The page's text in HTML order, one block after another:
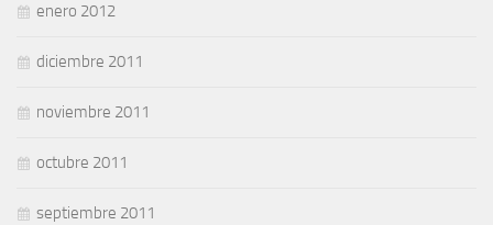
enero 2012
diciembre 2011
noviembre 2011
octubre 2011
septiembre 2011